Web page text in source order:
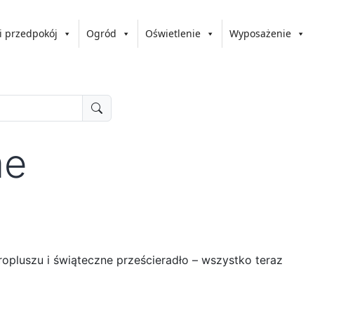
przedpokój Ogród Oświetlenie Wyposażenie
i świąteczne prześcieradło – wszystko teraz